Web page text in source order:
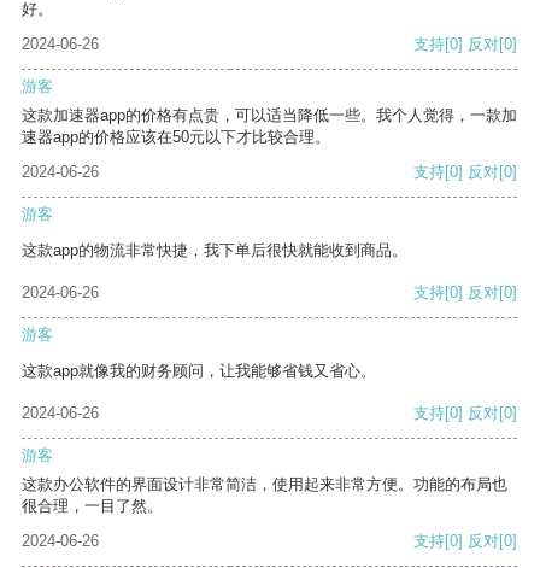
好。
2024-06-26
支持[0] 反对[0]
游客
这款加速器app的价格有点贵，可以适当降低一些。我个人觉得，一款加
速器app的价格应该在50元以下才比较合理。
2024-06-26
支持[0] 反对[0]
游客
这款app的物流非常快捷，我下单后很快就能收到商品。
2024-06-26 支持[0] 反对[0]
游客
这款app就像我的财务顾问，让我能够省钱又省心。
2024-06-26 支持[0] 反对[0]
游客
这款办公软件的界面设计非常简洁，使用起来非常方便。功能的布局也
很合理，一目了然。
2024-06-26
支持[0] 反对[0]